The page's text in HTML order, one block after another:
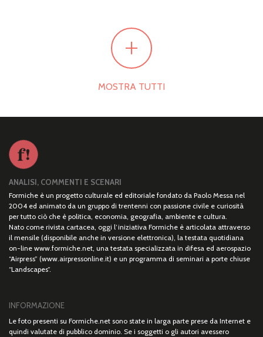
+
MOSTRA TUTTI
ANALISI, COMMENTI E SCENARI
Formiche è un progetto culturale ed editoriale fondato da Paolo Messa nel
2004 ed animato da un gruppo di trentenni con passione civile e curiosità
per tutto ciò che è politica, economia, geografia, ambiente e cultura.
Nato come rivista cartacea, oggi l’iniziativa Formiche è articolata attraverso
il mensile (disponibile anche in versione elettronica), la testata quotidiana
on-line www.formiche.net, una testata specializzata in difesa ed aerospazio
“Airpress” (www.airpressonline.it) e un programma di seminari a porte chiuse
“Landscapes”.
INFORMAZIONE
Le foto presenti su Formiche.net sono state in larga parte prese da Internet e
quindi valutate di pubblico dominio. Se i soggetti o gli autori avessero